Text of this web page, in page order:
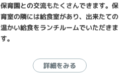
保育園との交流もたくさんできます。保
育室の隣には給食室があり、出来たての
温かい給食をランチルームでいただきま
す。
詳細をみる